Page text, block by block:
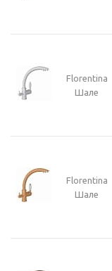
Florentina
Шале
Florentina
Шале